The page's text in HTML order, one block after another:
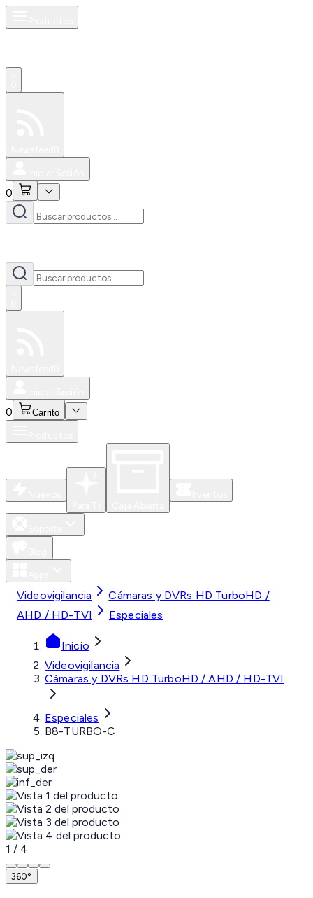
0
0 Carrito
Videovigilancia
Cámaras y DVRs HD TurboHD /
AHD / HD-TVI
Especiales
Inicio
Videovigilancia
Cámaras y DVRs HD TurboHD / AHD / HD-TVI
Especiales
B8-TURBO-C
1 / 4
360°